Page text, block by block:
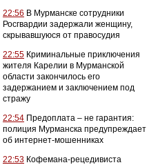
22:56 В Мурманске сотрудники
Росгвардии задержали женщину,
скрывавшуюся от правосудия
22:55 Криминальные приключения
жителя Карелии в Мурманской
области закончилось его
задержанием и заключением под
стражу
22:54 Предоплата – не гарантия:
полиция Мурманска предупреждает
об интернет-мошенниках
22:53 Кофемана-рецедивиста